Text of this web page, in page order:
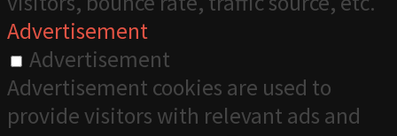
Advertisement
Advertisement
Advertisement cookies are used to
provide visitors with relevant ads and